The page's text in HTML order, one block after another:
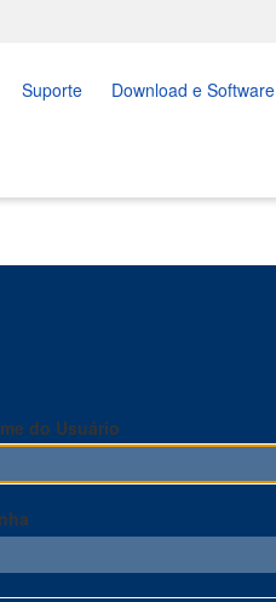
Suporte Download e Software
do Usuário